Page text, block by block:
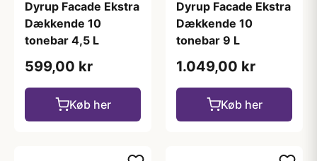
Dyrup Facade Ekstra
Dækkende 10
tonebar 4,5 L
599,00 kr
Køb her
Dyrup Facade Ekstra
Dækkende 10
tonebar 9 L
1.049,00 kr
Køb her